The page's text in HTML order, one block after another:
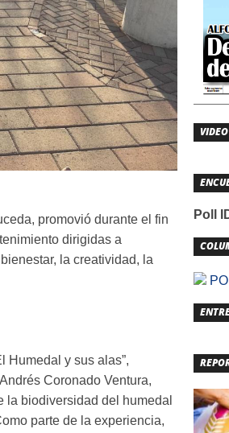
promovió durante el fin
dirigidas a
la creatividad, la
Humedal y sus alas”,
Coronado Ventura,
la biodiversidad del humedal
parte de la experiencia,
Poll